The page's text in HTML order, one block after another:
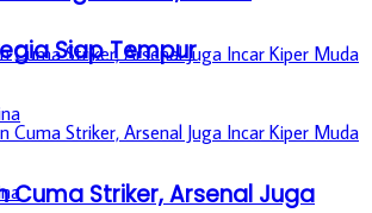
Cuma Striker, Arsenal Juga
Siap Tempur